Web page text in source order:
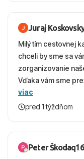
Juraj
Milý tím cestovnej
chceli by sme sa
zorganizovanie
Vďaka vám sme
ešte dlho s
absolútne hladko –
bola to trefa do
služby a personál:
viac
pred 1 týždňom
Peter